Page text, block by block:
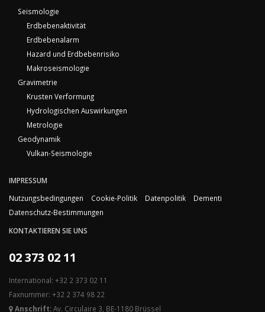
Seismologie
Erdbebenaktivität
Erdbebenalarm
Hazard und Erdbebenrisiko
Makroseismologie
Gravimetrie
Krusten Verformung
Hydrologischen Auswirkungen
Metrologie
Geodynamik
Vulkan-Seismologie
IMPRESSUM
Nutzungsbedingungen
Cookie-Politik Datenpolitik
Dementi
Datenschutz-Bestimmungen
KONTAKTIEREN SIE UNS
02 373 02 11
International: +32 2 373 02 11
Faxnummer: +32 2 374 98 22
Anschrift:Av. Circulaire 3, BE-1180 Brüssel